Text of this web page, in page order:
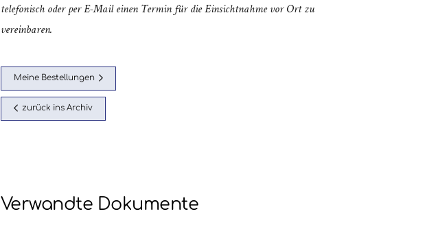
telefonisch oder per E-Mail einen Termin für die Einsichtnahme vor Ort zu
vereinbaren.
Meine Bestellungen
zurück ins Archiv
Verwandte Dokumente